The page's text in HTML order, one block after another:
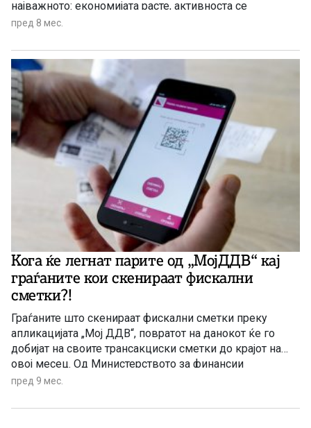
најважното: економијата расте, активноста се
зголемува, а со тоа растат и приходите. Тоа е резултат
поголемата дисциплина и одговорност кај
обврзниците, велат од УЈП.
пред 8 мес.
Кога ќе легнат парите од „МојДДВ“ кај
граѓаните кои скенираат фискални
сметки?!
Граѓаните што скенираат фискални сметки преку
апликацијата „Мој ДДВ“, повратот на данокот ќе го
добијат на своите трансакциски сметки до крајот на
овој месец. Од Министерството за финансии
појаснуваат дека станува збор за сумата што ја
јули-септември, а се исплаќа 60 дена по
пред 9 мес.